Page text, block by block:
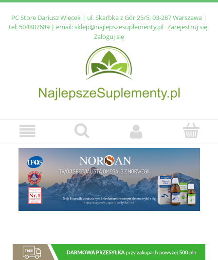
PC Store Dariusz Więcek | ul. Skarbka z Gór 25/5, 03-287 Warszawa |
tel: 504807689| email:sklep@najlepszesuplementy.pl Zarejestruj się
Zaloguj się